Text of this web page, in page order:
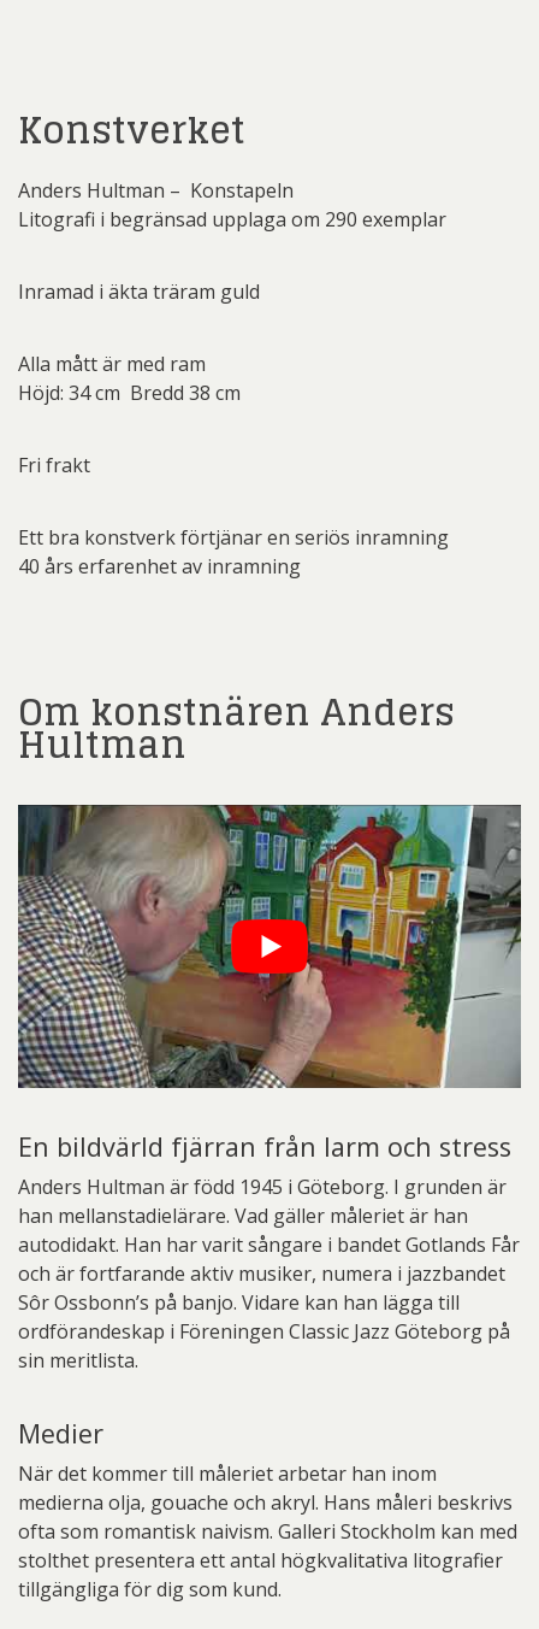
Konstverket
Anders Hultman – Konstapeln
Litografi i begränsad upplaga om 290 exemplar
Inramad i äkta träram guld
Alla mått är med ram
Höjd: 34 cm Bredd 38 cm
Fri frakt
Ett bra konstverk förtjänar en seriös inramning
40 års erfarenhet av inramning
Om konstnären Anders
Hultman
En bildvärld fjärran från larm och stress
Anders Hultman är född 1945 i Göteborg. I grunden är
han mellanstadielärare. Vad gäller måleriet är han
autodidakt. Han har varit sångare i bandet Gotlands Får
och är fortfarande aktiv musiker, numera i jazzbandet
Sôr Ossbonn’s på banjo. Vidare kan han lägga till
ordförandeskap i Föreningen Classic Jazz Göteborg på
sin meritlista.
Medier
När det kommer till måleriet arbetar han inom
medierna olja, gouache och akryl. Hans måleri beskrivs
ofta som romantisk naivism. Galleri Stockholm kan med
stolthet presentera ett antal högkvalitativa litografier
tillgängliga för dig som kund.